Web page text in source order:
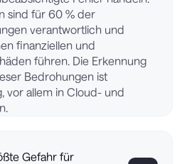
sind für 60 % der
verantwortlich und
finanziellen und
führen. Die Erkennung
Bedrohungen ist
vor allem in Cloud- und
Gefahr für